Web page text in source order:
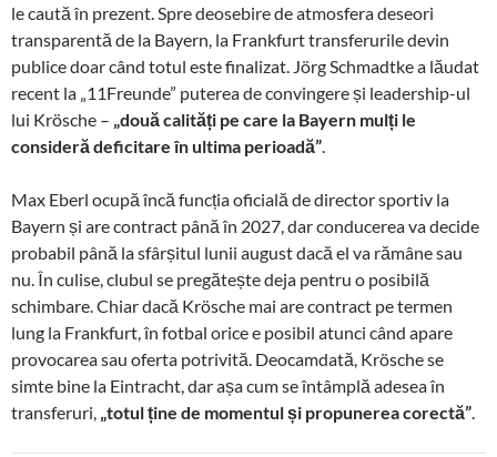
le caută în prezent. Spre deosebire de atmosfera deseori
transparentă de la Bayern, la Frankfurt transferurile devin
publice doar când totul este finalizat. Jörg Schmadtke a lăudat
recent la „11Freunde” puterea de convingere și leadership-ul
lui Krösche – „două calități pe care la Bayern mulți le
consideră deficitare în ultima perioadă”
Max Eberl ocupă încă funcția oficială de director sportiv la
Bayern și are contract până în 2027, dar conducerea va decide
probabil până la sfârșitul lunii august dacă el va rămâne sau
nu. În culise, clubul se pregătește deja pentru o posibilă
schimbare. Chiar dacă Krösche mai are contract pe termen
lung la Frankfurt, în fotbal orice e posibil atunci când apare
provocarea sau oferta potrivită. Deocamdată, Krösche se
simte bine la Eintracht, dar așa cum se întâmplă adesea în
transferuri, „totul ține de momentul și propunerea corectă”